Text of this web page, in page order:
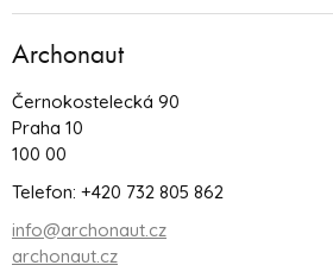
Archonaut
Černokostelecká 90
Praha 10
100 00
Telefon: +420 732 805 862
info@archonaut.cz
archonaut.cz